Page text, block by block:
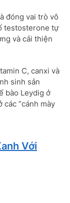
đóng vai trò vô
testosterone tự
và cải thiện
C, canxi và
sinh sản
bào Leydig ở
“cánh mày
Với